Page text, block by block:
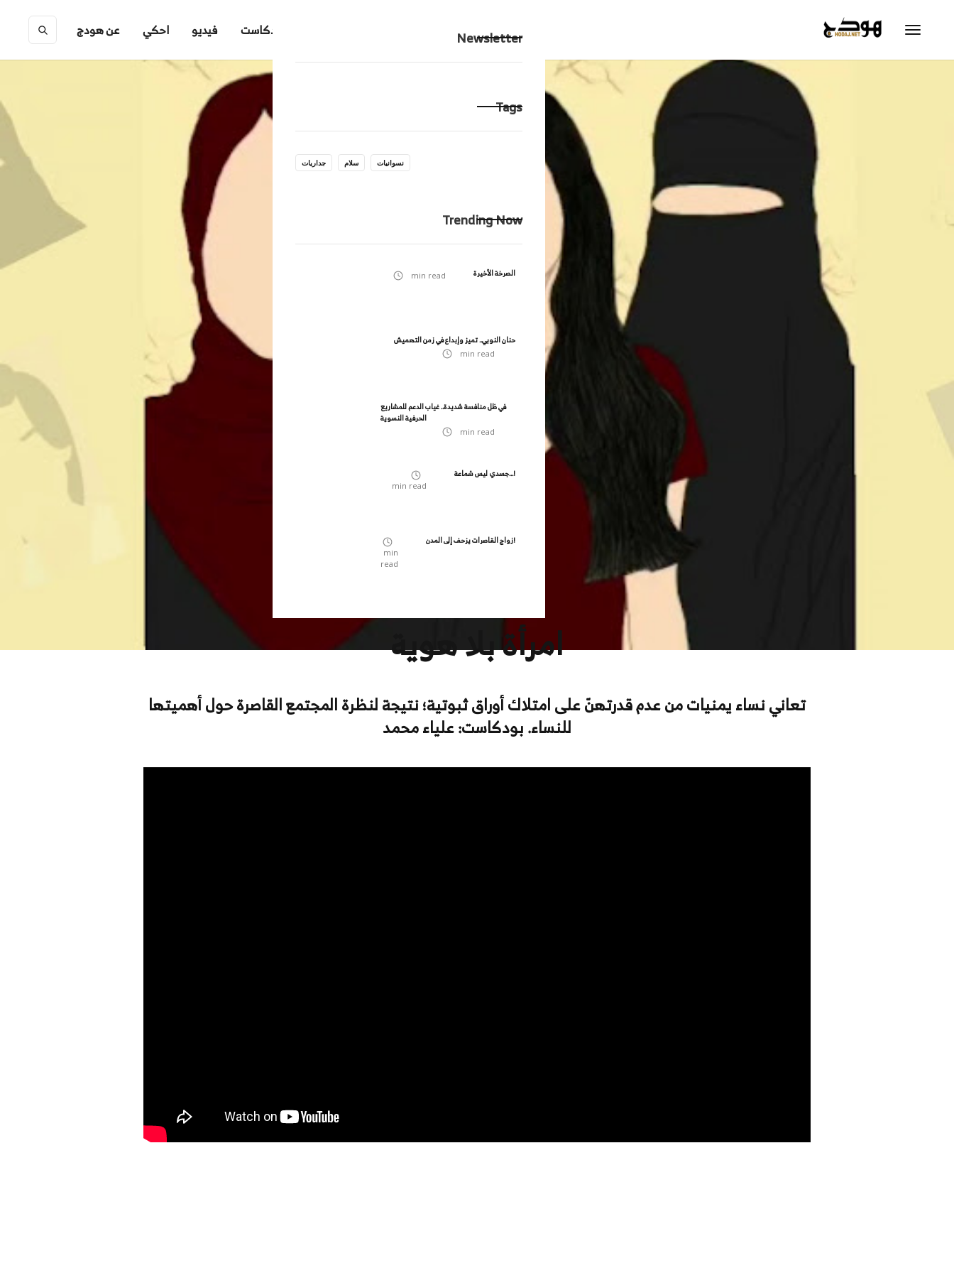
عن هودج احكي فيديو بودكاست Newsletter
Tags
جداريات سلام نسوانيات
Trending Now
الصرخة الأخيرة min read
حنان النوبي.. تميز وإبداع في زمن التهميش
min read
في ظل منافسة شديدة.. غياب الدعم للمشاريع
الحرفية النسوية
min read
جسدي ليس شماعة...!
min read
زواج القاصرات يزحف إلى المدن!
min
read
امرأة بلا هوية
تعاني نساء يمنيات من عدم قدرتهنّ على امتلاك أوراق ثبوتية؛ نتيجة لنظرة المجتمع القاصرة حول أهميتها
للنساء. بودكاست: علياء محمد